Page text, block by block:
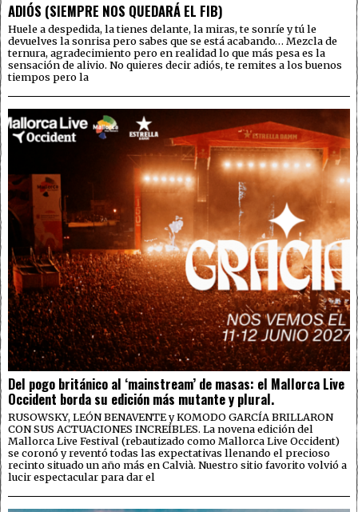
ADIÓS (SIEMPRE NOS QUEDARÁ EL FIB)
Huele a despedida, la tienes delante, la miras, te sonríe y tú le
devuelves la sonrisa pero sabes que se está acabando… Mezcla de
ternura, agradecimiento pero en realidad lo que más pesa es la
sensación de alivio. No quieres decir adiós, te remites a los buenos
tiempos pero la
Del pogo británico al ‘mainstream’ de masas: el Mallorca Live
Occident borda su edición más mutante y plural.
RUSOWSKY, LEÓN BENAVENTE y KOMODO GARCÍA BRILLARON
CON SUS ACTUACIONES INCREÍBLES. La novena edición del
Mallorca Live Festival (rebautizado como Mallorca Live Occident)
se coronó y reventó todas las expectativas llenando el precioso
recinto situado un año más en Calvià. Nuestro sitio favorito volvió a
lucir espectacular para dar el